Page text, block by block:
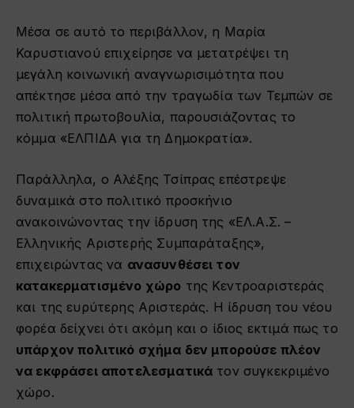
Μέσα σε αυτό το περιβάλλον, η Μαρία
Καρυστιανού επιχείρησε να μετατρέψει τη
μεγάλη κοινωνική αναγνωρισιμότητα που
απέκτησε μέσα από την τραγωδία των Τεμπών σε
πολιτική πρωτοβουλία, παρουσιάζοντας το
κόμμα «ΕΛΠΙΔΑ για τη Δημοκρατία».
Παράλληλα, ο Αλέξης Τσίπρας επέστρεψε
δυναμικά στο πολιτικό προσκήνιο
ανακοινώνοντας την ίδρυση της «ΕΛ.Α.Σ. –
Ελληνικής Αριστερής Συμπαράταξης»,
επιχειρώντας να ανασυνθέσει τον
κατακερματισμένο χώρο της Κεντροαριστεράς
και της ευρύτερης Αριστεράς. Η ίδρυση του νέου
φορέα δείχνει ότι ακόμη και ο ίδιος εκτιμά πως το
υπάρχον πολιτικό σχήμα δεν μπορούσε πλέον
να εκφράσει αποτελεσματικά τον συγκεκριμένο
χώρο.